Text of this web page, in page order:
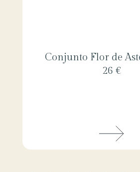
Conjunto Flor de
26 €